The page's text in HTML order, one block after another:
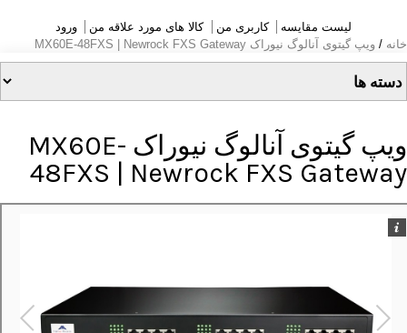
لیست مقایسه کاربری من کالا های مورد علاقه من
ورود
خانه / ویپ گیتوی آنالوگ نیوراک MX60E-48FXS | Newrock FXS Gateway
ویپ گیتوی آنالوگ نیوراک MX60E-
48FXS | Newrock FXS Gateway